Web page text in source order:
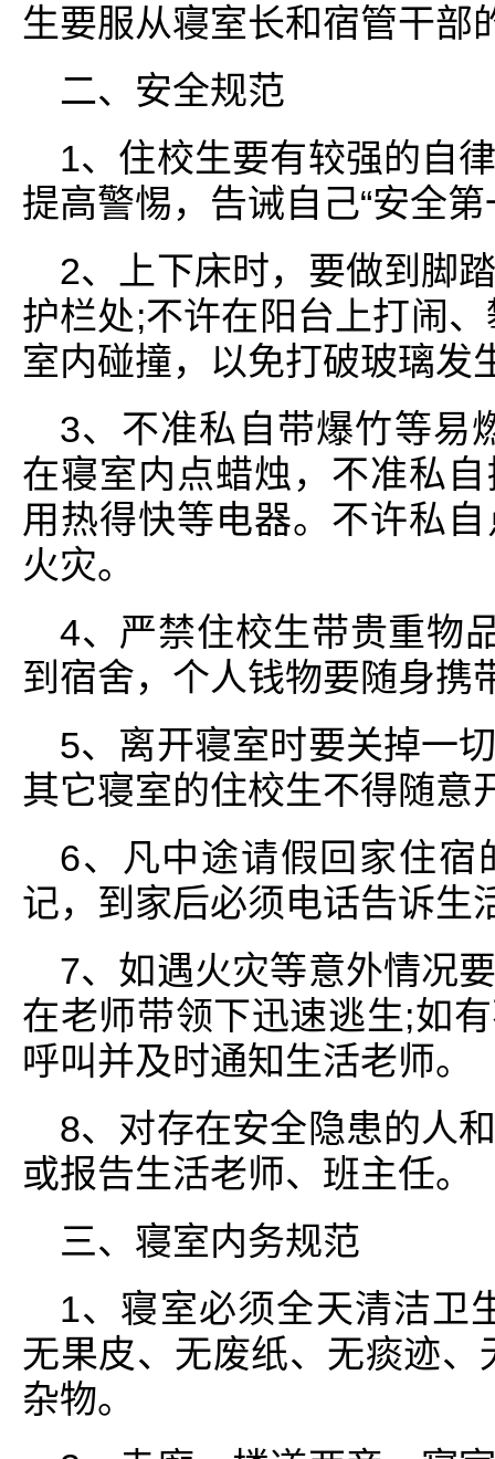
生要服从寝室长和宿管干部
二、安全规范
1、住校生要有较强的自
提高警惕，告诫自己“安全
2、上下床时，要做到脚
护栏处;不许在阳台上打闹
室内碰撞，以免打破玻璃发
3、不准私自带爆竹等易
在寝室内点蜡烛，不准私
用热得快等电器。不许私
火灾。
4、严禁住校生带贵重物
到宿舍，个人钱物要随身携
5、离开寝室时要关掉一
其它寝室的住校生不得随意
6、凡中途请假回家住宿
记，到家后必须电话告诉生
7、如遇火灾等意外情况
在老师带领下迅速逃生;如
呼叫并及时通知生活老师。
8、对存在安全隐患的人
或报告生活老师、班主任。
三、寝室内务规范
1、寝室必须全天清洁卫
无果皮、无废纸、无痰迹
杂物。